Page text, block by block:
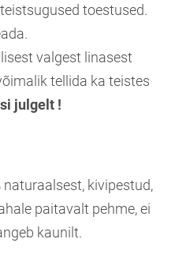
toestused.
valgest linasest
tellida ka teistes
julgelt !
kivipestud,
paitavalt pehme, ei
kaunilt.